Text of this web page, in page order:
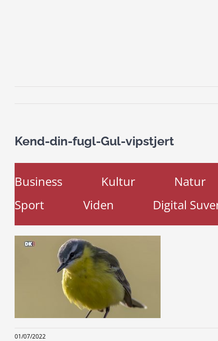
Kend-din-fugl-Gul-vipstjert
Business Kultur
Natur
Sport
Viden Digital
01/07/2022